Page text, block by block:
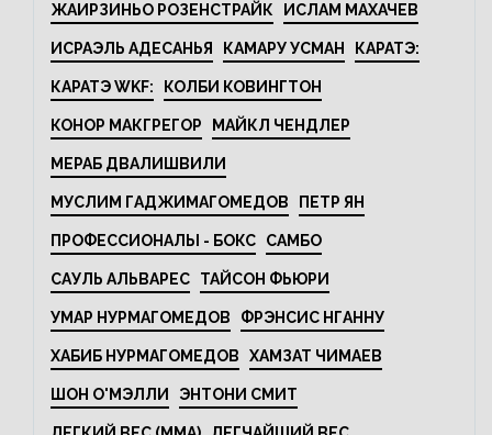
ЖАИРЗИНЬО РОЗЕНСТРАЙК ИСЛАМ МАХАЧЕВ
ИСРАЭЛЬ АДЕСАНЬЯ КАМАРУ УСМАН КАРАТЭ:
КАРАТЭ WKF: КОЛБИ КОВИНГТОН
КОНОР МАКГРЕГОР МАЙКЛ ЧЕНДЛЕР
МЕРАБ ДВАЛИШВИЛИ
МУСЛИМ ГАДЖИМАГОМЕДОВ ПЕТР ЯН
ПРОФЕССИОНАЛЫ - БОКС САМБО
САУЛЬ АЛЬВАРЕС ТАЙСОН ФЬЮРИ
УМАР НУРМАГОМЕДОВ ФРЭНСИС НГАННУ
ХАБИБ НУРМАГОМЕДОВ ХАМЗАТ ЧИМАЕВ
ШОН О'МЭЛЛИ ЭНТОНИ СМИТ